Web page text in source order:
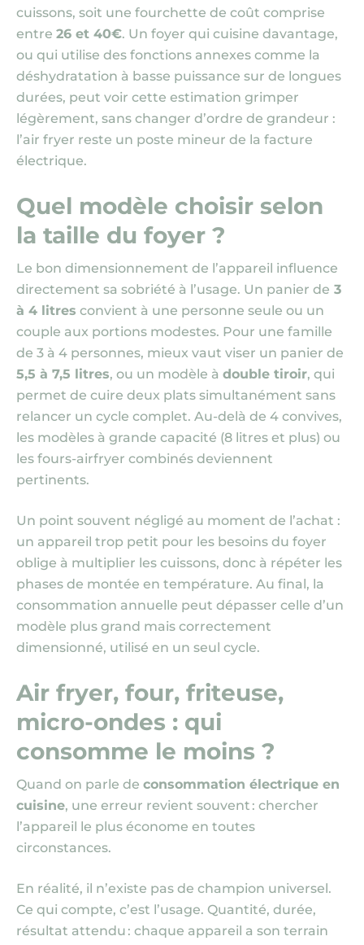
cuissons, soit une fourchette de coût comprise
entre 26 et 40€. Un foyer qui cuisine davantage,
ou qui utilise des fonctions annexes comme la
déshydratation à basse puissance sur de longues
durées, peut voir cette estimation grimper
légèrement, sans changer d’ordre de grandeur :
l’air fryer reste un poste mineur de la facture
électrique.
Quel modèle choisir selon
la taille du foyer ?
Le bon dimensionnement de l’appareil influence
directement sa sobriété à l’usage. Un panier de 3
à 4 litres convient à une personne seule ou un
couple aux portions modestes. Pour une famille
de 3 à 4 personnes, mieux vaut viser un panier de
5,5 à 7,5 litres, ou un modèle à double tiroir, qui
permet de cuire deux plats simultanément sans
relancer un cycle complet. Au-delà de 4 convives,
les modèles à grande capacité (8 litres et plus) ou
les fours-airfryer combinés deviennent
pertinents.
Un point souvent négligé au moment de l’achat :
un appareil trop petit pour les besoins du foyer
oblige à multiplier les cuissons, donc à répéter les
phases de montée en température. Au final, la
consommation annuelle peut dépasser celle d’un
modèle plus grand mais correctement
dimensionné, utilisé en un seul cycle.
Air fryer, four, friteuse,
micro-ondes : qui
consomme le moins ?
Quand on parle de consommation électrique en
cuisine, une erreur revient souvent : chercher
l’appareil le plus économe en toutes
circonstances.
En réalité, il n’existe pas de champion universel.
Ce qui compte, c’est l’usage. Quantité, durée,
résultat attendu : chaque appareil a son terrain